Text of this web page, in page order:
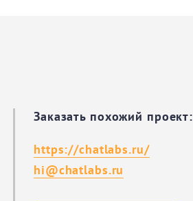
Заказать похожий проект:
https://chatlabs.ru/
hi@chatlabs.ru